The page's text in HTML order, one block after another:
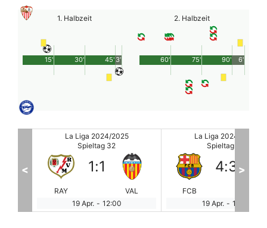
1. Halbzeit
45'
15' 30' 3'
2. Halbzeit
90'
60' 75' 6'
La Liga 2024/2025
Spieltag 32
FCB
4:3
CEL
19 Apr. - 14:15
La Liga 2024/2025
Spieltag 32
MAL
0:0
19 Apr. - 16:30
< >